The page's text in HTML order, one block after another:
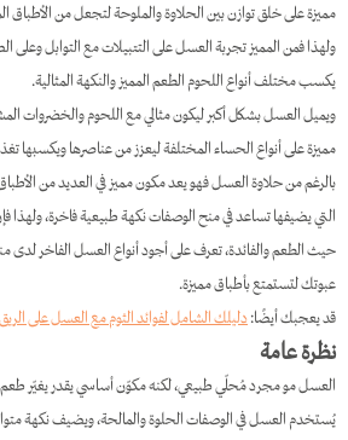
مميزة على خلق توازن بين الحلاوة والملوحة لتجعل من الأطباق
ولهذا فمن المميز تجربة العسل على التتبيلات مع التوابل
يكسب مختلف أنواع اللحوم الطعم المميز والنكهة المثالية.
ويميل العسل بشكل أكبر ليكون مثالي مع اللحوم والخضروات
مميزة على أنواع الحساء المختلفة ليعزز من عناصرها ويكسبها
بالرغم من حلاوة العسل فهو يعد مكون مميز في العديد من الأطباق
التي يضيفها تساعد في منح الوصفات نكهة طبيعية فاخرة، ولهذا
حيث الطعم والفائدة، تعرف على أجود أنواع العسل الفاخر
عبوتك لتستمتع بأطباق مميزة.
قد يعجبك أيضًا:دليلك الشامل لفوائد الثوم مع العسل على الريق
نظرة عامة
العسل مو مجرد مُحلّي طبيعي، لكنه مكوّن أساسي يقدر يغيّر
يُستخدم العسل في الوصفات الحلوة والمالحة، ويضيف نكهة